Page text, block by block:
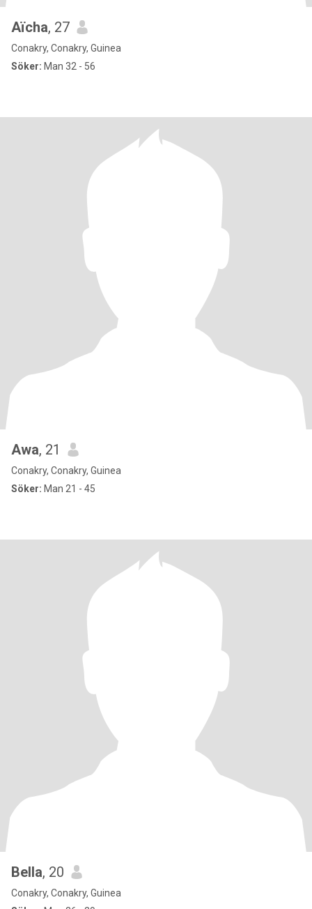
Aïcha, 27
Conakry, Conakry, Guinea
Söker: Man 32 - 56
Awa, 21
Conakry, Conakry, Guinea
Söker: Man 21 - 45
Bella, 20
Conakry, Conakry, Guinea